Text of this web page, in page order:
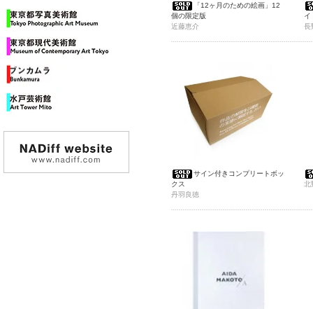
「12ヶ月のための絵画」12
個の限定版
近藤恵介
イ
長
サイン付きコンプリートボッ
クス
丹羽良徳
北